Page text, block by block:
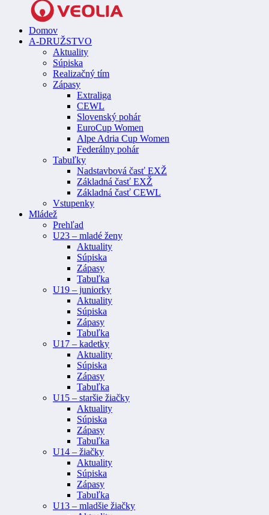
Domov
A-DRUŽSTVO
Aktuality
Súpiska
Realizačný tím
Zápasy
Extraliga
CEWL
Slovenský pohár
EuroCup Women
Alpe Adria Cup Women
Federálny pohár
Tabuľky
Nadstavbová časť EXŽ
Základná časť EXŽ
Základná časť CEWL
Vstupenky
Mládež
Prehľad
U23 – mladé ženy
Aktuality
Súpiska
Zápasy
Tabuľka
U19 – juniorky
Aktuality
Súpiska
Zápasy
Tabuľka
U17 – kadetky
Aktuality
Súpiska
Zápasy
Tabuľka
U15 – staršie žiačky
Aktuality
Súpiska
Zápasy
Tabuľka
U14 – žiačky
Aktuality
Súpiska
Zápasy
Tabuľka
U13 – mladšie žiačky